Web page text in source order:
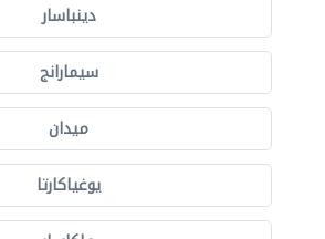
دينباسار
سيمارانج
ميدان
يوغياكارتا